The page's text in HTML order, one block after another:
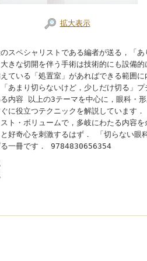
拡大表示
スペシャリストである編者が送る，「
きな切開を伴う手術は技術的にも設備
ている「処置室」があればできる範囲
「あまり切らないけど，少しだけ切る」
内容 以上の3テーマを中心に，眼科・
に役立つテクニックを解説しています
ト・ボリュームで，多岐にわたる内容
好奇心を刺激するはず． 「切らない眼
る一冊です． 9784830656354